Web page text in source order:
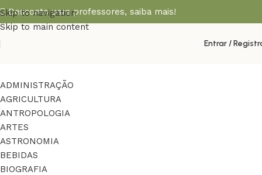
Skip to navigation
Skip to main content
Desconto para professores, saiba mais!
Entrar /
ADMINISTRAÇÃO
AGRICULTURA
ANTROPOLOGIA
ARTES
ASTRONOMIA
BEBIDAS
BIOGRAFIA